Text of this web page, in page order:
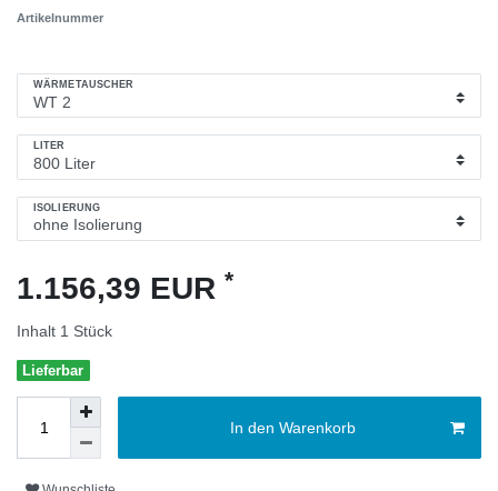
Artikelnummer
WÄRMETAUSCHER
LITER
ISOLIERUNG
1.156,39 EUR *
Inhalt 1 Stück
Lieferbar
In den Warenkorb